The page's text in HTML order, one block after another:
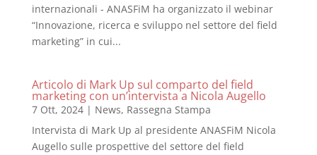
internazionali - ANASFiM ha organizzato il webinar
“Innovazione, ricerca e sviluppo nel settore del field
marketing” in cui...
Articolo di Mark Up sul comparto del field
marketing con un’intervista a Nicola Augello
7 Ott, 2024| News, Rassegna Stampa
Intervista di Mark Up al presidente ANASFiM Nicola
Augello sulle prospettive del settore del field